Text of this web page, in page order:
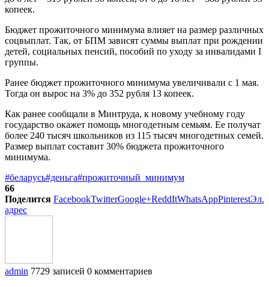
копеек.
Бюджет прожиточного минимума влияет на размер различных
соцвыплат. Так, от БПМ зависят суммы выплат при рождении
детей, социальных пенсий, пособий по уходу за инвалидами I
группы.
Ранее бюджет прожиточного минимума увеличивали с 1 мая.
Тогда он вырос на 3% до 352 рубля 13 копеек.
Как ранее сообщали в Минтруда, к новому учебному году
государство окажет помощь многодетным семьям. Ее получат
более 240 тысяч школьников из 115 тысяч многодетных семей.
Размер выплат составит 30% бюджета прожиточного
минимума.
#беларусь#деньга#прожиточный_минимум
66
Поделится FacebookTwitterGoogle+ReddItWhatsAppPinterestЭл.
адрес
admin 7729 записей 0 комментариев